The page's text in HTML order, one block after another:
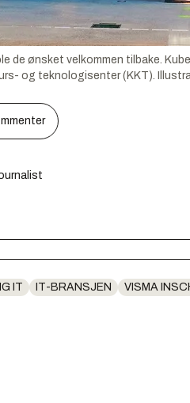
de ønsket velkommen tilbake.
og teknologisenter (KKT).
IT IT-BRANSJEN VISMA